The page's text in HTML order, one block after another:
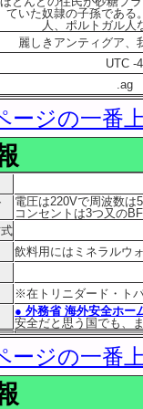
ていた奴隷の子孫である
人、ポルトガル人
麗しきアンティグア、
UTC -4
.ag
ージの一番
電圧は220Vで周波数は
コンセントは3つ又の
飲料用にはミネラルウ
※在トリニダード・ト
● 外務省 海外安全ホー
安全だと思う国でも、
ージの一番